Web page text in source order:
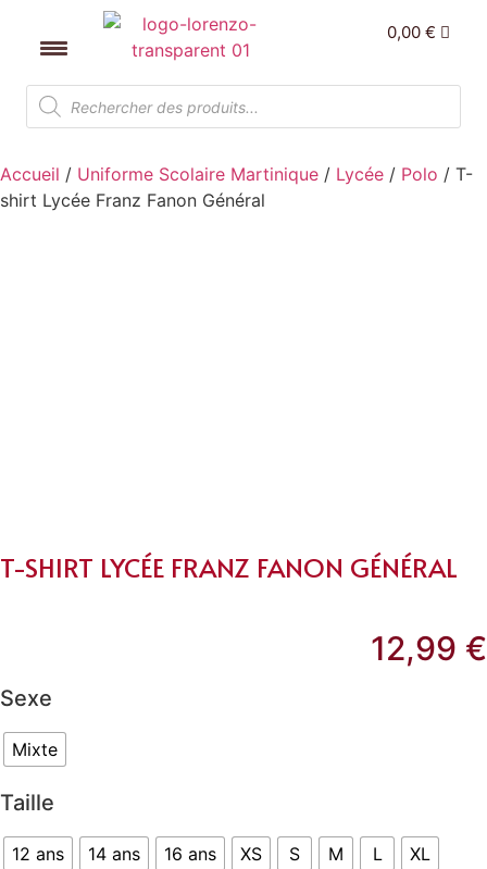
0,00 €
Accueil / Uniforme Scolaire Martinique / Lycée / Polo / T-
shirt Lycée Franz Fanon Général
T-SHIRT LYCÉE FRANZ FANON GÉNÉRAL
12,99 €
Sexe
Mixte
Taille
12 ans 14 ans 16 ans XS S M L
XL